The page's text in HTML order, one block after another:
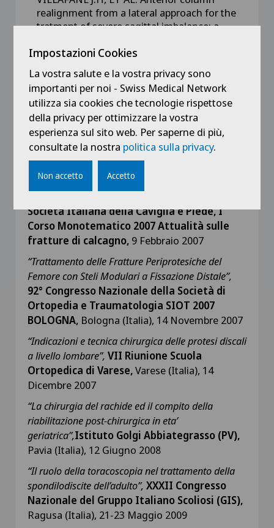
realignment from a lateral approach for the
tratment of severe sagittal imbalance: a
April 2015
Presentazioni
“Apparato Osseoartromuscolare“,Croce Rossa
Italiana Gruppo Pionieri Varese IV Corso di
formazione,
20 Aprile, 2002
Società Italiana della Caviglia e Piede, I
Corso Monotematico 2007 Attualità sulle
fratture di calcagno, 9 Febbraio 2007
“Trattamento delle Fratture Periprotesiche del
Femore con Steli Modulari a Fissazione Distale”,
92° Congresso Nazionale della Società di
Ortopedia e Traumatologia SIOT 2007
BOLOGNA, Bologna (Italia), 14 Novembre 2007
“Indicazioni e tecnica chirurgica delle protesi discali
a livello lombare”, VII Riunione Scuola
Ortopedica di Varese,Varese (Italia), 14
Dicembre 2007
“La chirurgia del rachide ed il compito della
riabilitazione post-chirurgica in eta’
geriatrica”,Istituto Golgi Abbiategrasso (PV),
Pavia (Italia), 12 Giugno 2008
“Il ruolo della toracoscopia nel trattamento della
spondilodiscite dell’adulto”, XXXII Congresso
Nazionale del Gruppo Italiano Scoliosi (GIS),
Ragusa (Italia), 21-23 Maggio 2009
Impostazioni Cookies
La vostra salute e la vostra privacy sono
importanti per noi - Swiss Medical Network
utilizza sia cookies che tecnologie rispettose
della privacy per ottimizzare la vostra
esperienza sul sito web. Per saperne di più,
consultate la nostra politica sulla privacy.
Non accetto Accetto